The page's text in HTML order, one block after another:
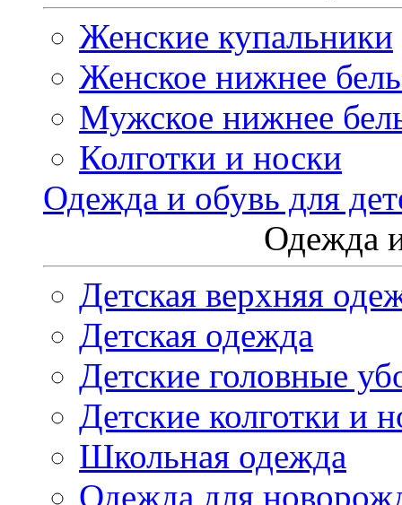
Женские купальники
Женское нижнее
Мужское нижнее
Колготки и носки
Одежда и обувь для
Одежда
Детская верхняя
Детская одежда
Детские головные
Детские колготки и
Школьная одежда
Одежда для